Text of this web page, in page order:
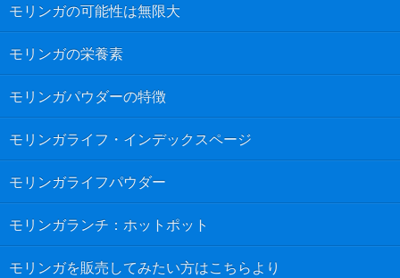
モリンガの可能性は無限大
モリンガの栄養素
モリンガパウダーの特徴
モリンガライフ・インデックスページ
モリンガライフパウダー
モリンガランチ：ホットポット
モリンガを販売してみたい方はこちらより